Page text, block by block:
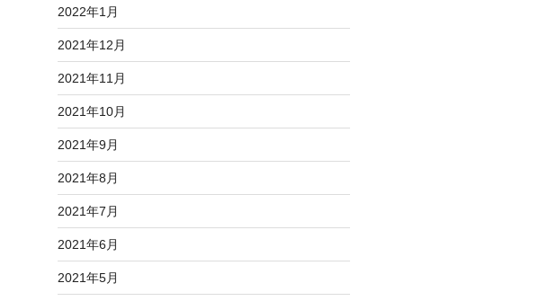
2022年1月
2021年12月
2021年11月
2021年10月
2021年9月
2021年8月
2021年7月
2021年6月
2021年5月